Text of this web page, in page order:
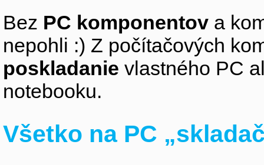
Bez PC komponentov a
nepohli :) Z počítačových
poskladanie vlastného PC
notebooku.
Všetko na PC